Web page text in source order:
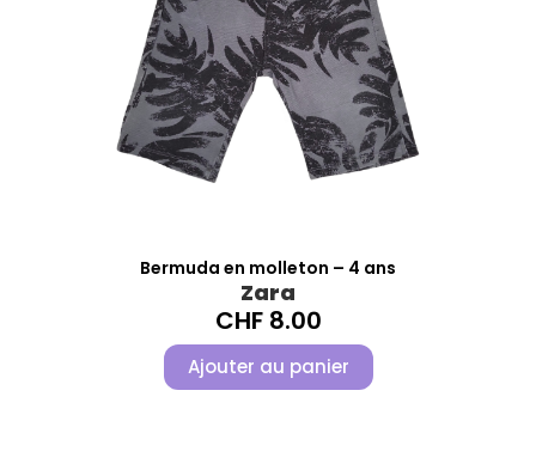
Bermuda en molleton – 4 ans
Zara
CHF8.00
Ajouter au panier